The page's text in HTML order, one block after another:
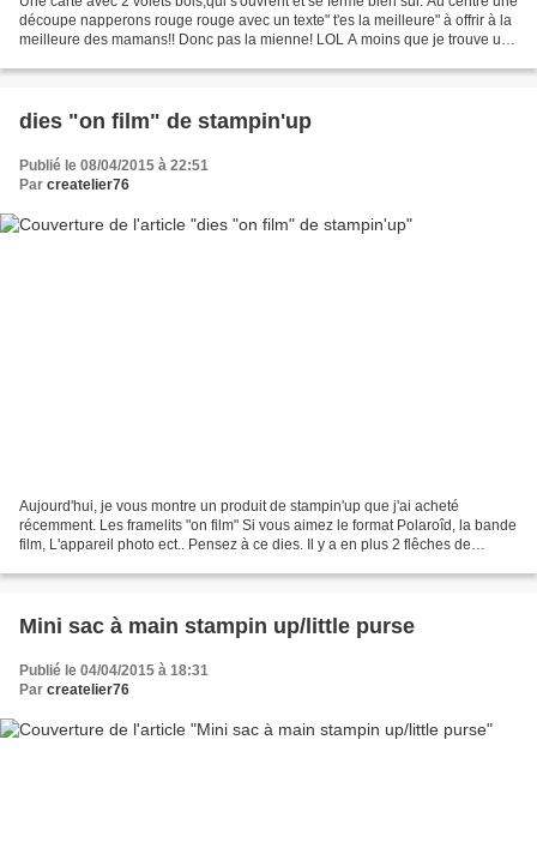
découpe napperons rouge rouge avec un texte" t'es la meilleure" à offrir à la
meilleure des mamans!! Donc pas la mienne! LOL A moins que je trouve un
dies "on film" de stampin'up
Publié le 08/04/2015 à 22:51
Par createlier76
Aujourd'hui, je vous montre un produit de stampin'up que j'ai acheté
récemment. Les framelits "on film" Si vous aimez le format Polaroîd, la bande
film, L'appareil photo ect.. Pensez à ce dies. Il y a en plus 2 flêches de
Mini sac à main stampin up/little purse
Publié le 04/04/2015 à 18:31
Par createlier76